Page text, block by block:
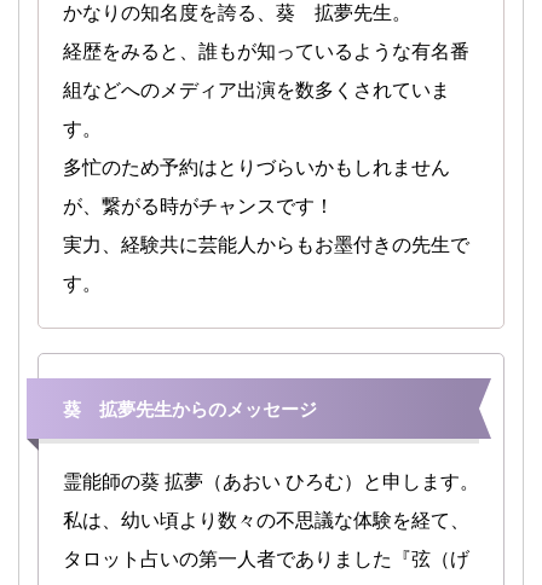
かなりの知名度を誇る、葵 拡夢先生。
経歴をみると、誰もが知っているような有名番
組などへのメディア出演を数多くされていま
す。
多忙のため予約はとりづらいかもしれません
が、繋がる時がチャンスです！
実力、経験共に芸能人からもお墨付きの先生で
す。
葵 拡夢先生からのメッセージ
霊能師の葵 拡夢（あおい ひろむ）と申します。
私は、幼い頃より数々の不思議な体験を経て、
タロット占いの第一人者でありました『弦（げ